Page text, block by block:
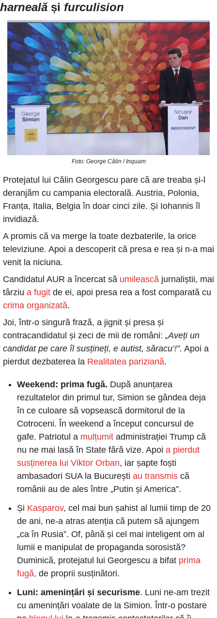
harneală și furculision
Foto: George Călin / Inquam
Protejatul lui Călin Georgescu pare că are treaba și-l
deranjăm cu campania electorală. Austria, Polonia,
Franța, Italia, Belgia în doar cinci zile. Și Iohannis îl
invidiază.
A promis că va merge la toate dezbaterile, la orice
televiziune. Apoi a descoperit că presa e rea și n-a mai
venit la niciuna.
Candidatul AUR a încercat să umilească jurnaliștii, mai
târziu a fugit de ei, apoi presa rea a fost comparată cu
crima organizată.
Joi, într-o singură frază, a jignit și presa și
contracandidatul și zeci de mii de români: „Aveți un
candidat pe care îl susțineți, e autist, săracu’!”. Apoi a
pierdut dezbaterea la Realitatea pariziană.
Weekend: prima fugă. După anunțarea
rezultatelor din primul tur, Simion se gândea deja
în ce culoare să vopsească dormitorul de la
Cotroceni. În weekend a început concursul de
gafe. Patriotul a mulțumit administrației Trump că
nu ne mai lasă în State fără vize. Apoi a pierdut
susținerea lui Viktor Orban, iar șapte foști
ambasadori SUA la București au transmis că
românii au de ales între „Putin și America”.
Și Kasparov, cel mai bun șahist al lumii timp de 20
de ani, ne-a atras atenția că putem să ajungem
„ca în Rusia”. Of, până și cel mai inteligent om al
lumii e manipulat de propaganda sorosistă?
Duminică, protejatul lui Georgescu a bifat prima
fugă, de proprii susținători.
Luni: amenințări și securisme. Luni ne-am trezit
cu amenințări voalate de la Simion. Într-o postare